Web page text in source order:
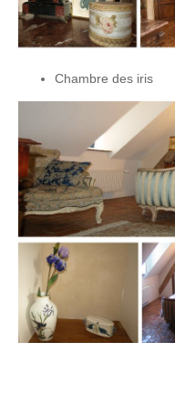
Chambre des iris